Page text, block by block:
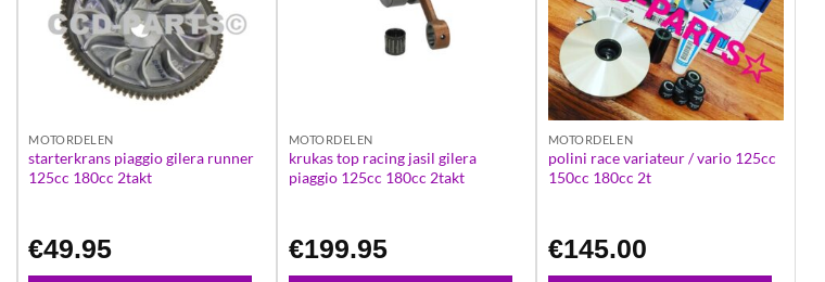
MOTORDELEN
starterkrans piaggio gilera runner
125cc 180cc 2takt
€49.95
MOTORDELEN
krukas top racing jasil gilera
piaggio 125cc 180cc 2takt
€199.95
MOTORDELEN
polini race variateur / vario 125cc
150cc 180cc 2t
€145.00